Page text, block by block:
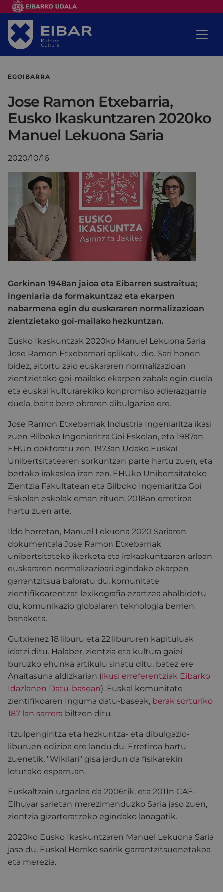
EGOIBARRA
Jose Ramon Etxebarria,
Eusko Ikaskuntzaren 2020ko
Manuel Lekuona Saria
2020/10/16
Gerkinan 1948an jaioa eta Eibarren sustraitua;
ingeniaria da formakuntzaz eta ekarpen
nabarmena egin du euskararen normalizazioan
zientzietako goi-mailako hezkuntzan.
Eusko Ikaskuntzak 2020ko Manuel Lekuona Saria
Jose Ramon Etxebarriari aplikatu dio. Sari honen
bidez, aitortu zaio euskararen normalizazioan
zientzietako goi-mailako ekarpen zabala egin duela
eta euskal kulturarekiko konpromiso adierazgarria
duela, baita bere obraren dibulgazioa ere.
Jose Ramon Etxebarriak Industria Ingeniaritza ikasi
zuen Bilboko Ingeniaritza Goi Eskolan, eta 1987an
EHUn doktoratu zen. 1973an Udako Euskal
Unibertsitatearen sorkuntzan parte hartu zuen, eta
bertako irakaslea izan zen. EHUko Unibertsitateko
Zientzia Fakultatean eta Bilboko Ingeniaritza Goi
Eskolan eskolak eman zituen, 2018an erretiroa
hartu zuen arte.
Ildo horretan, Manuel Lekuona 2020 Sariaren
dokumentala Jose Ramon Etxebarriak
unibertsitateko ikerketa eta irakaskuntzaren arloan
euskararen normalizazioari egindako ekarpen
garrantzitsua baloratu du, komunitate
zientifikoarentzat lexikografia ezartzea ahalbidetu
du, komunikazio globalaren teknologia berrien
banaketa.
Gutxienez 18 liburu eta 22 libururen kapituluak
idatzi ditu. Halaber, zientzia eta kultura gaiei
buruzko ehunka artikulu sinatu ditu, batez ere
Anaitasuna aldizkarian (ikusi erreferentziak Eibarko
Idazlanen Datu-basean). Euskal komunitate
zientifikoaren Inguma datu-baseak, berak sorturiko
187 lan sarrera biltzen ditu.
Itzulpengintza eta hezkuntza- eta dibulgazio-
liburuen edizioa ere landu du. Erretiroa hartu
zuenetik, "Wikilari" gisa jardun da fisikarekin
lotutako esparruan.
Euskaltzain urgazlea da 2006tik, eta 2011n CAF-
Elhuyar sarietan merezimenduzko Saria jaso zuen,
zientzia gizarteratzeko egindako lanagatik.
2020ko Eusko Ikaskuntzaren Manuel Lekuona Saria
jaso du, Euskal Herriko saririk garrantzitsuenetakoa
eta merezia.